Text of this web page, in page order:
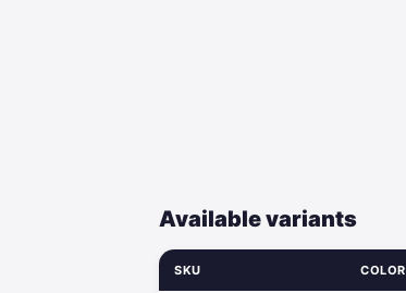
Available variants
SKU COLOR